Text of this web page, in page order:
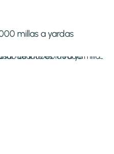
millas a yardas